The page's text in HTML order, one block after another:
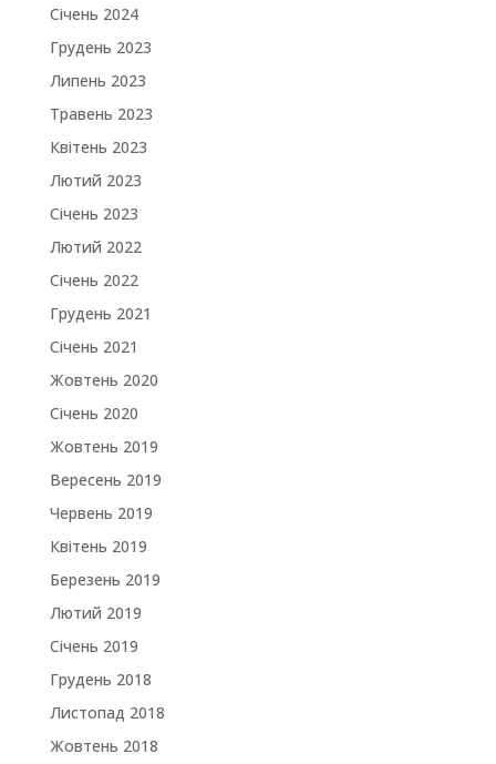
Січень 2024
Грудень 2023
Липень 2023
Травень 2023
Квітень 2023
Лютий 2023
Січень 2023
Лютий 2022
Січень 2022
Грудень 2021
Січень 2021
Жовтень 2020
Січень 2020
Жовтень 2019
Вересень 2019
Червень 2019
Квітень 2019
Березень 2019
Лютий 2019
Січень 2019
Грудень 2018
Листопад 2018
Жовтень 2018